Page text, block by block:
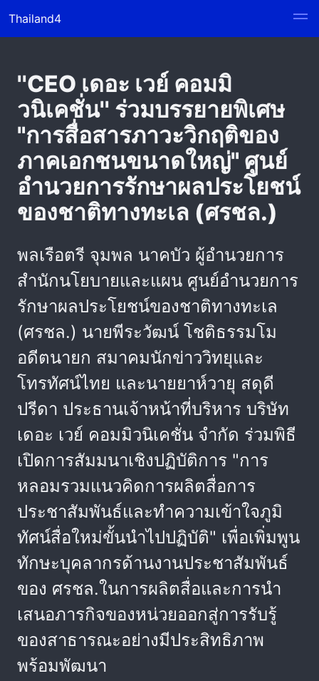
Thailand4
''CEO เดอะ เวย์ คอมมิ
วนิเคชั่น'' ร่วมบรรยายพิเศษ
"การสื่อสารภาวะวิกฤติของ
ภาคเอกชนขนาดใหญ่" ศูนย์
อำนวยการรักษาผลประโยชน์
ของชาติทางทะเล (ศรชล.)
พลเรือตรี จุมพล นาคบัว ผู้อำนวยการ
สำนักนโยบายและแผน ศูนย์อำนวยการ
รักษาผลประโยชน์ของชาติทางทะเล
(ศรชล.) นายพีระวัฒน์ โชติธรรมโม
อดีตนายก สมาคมนักข่าววิทยุและ
โทรทัศน์ไทย และนายยาห์วายุ สดุดี
ปรีดา ประธานเจ้าหน้าที่บริหาร บริษัท
เดอะ เวย์ คอมมิวนิเคชั่น จำกัด ร่วมพิธี
เปิดการสัมมนาเชิงปฏิบัติการ "การ
หลอมรวมแนวคิดการผลิตสื่อการ
ประชาสัมพันธ์และทำความเข้าใจภูมิ
ทัศน์สื่อใหม่ขั้นนำไปปฏิบัติ" เพื่อเพิ่มพูน
ทักษะบุคลากรด้านงานประชาสัมพันธ์
ของ ศรชล.ในการผลิตสื่อและการนำ
เสนอภารกิจของหน่วยออกสู่การรับรู้
ของสาธารณะอย่างมีประสิทธิภาพ
พร้อมพัฒนา